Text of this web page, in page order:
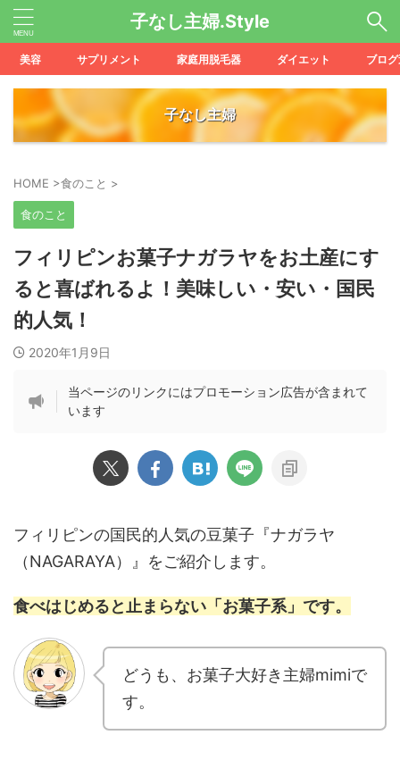
子なし主婦.Style
美容 サプリメント 家庭用脱毛器 ダイエット ブロ
子なし主婦
HOME >食のこと >
食のこと
フィリピンお菓子ナガラヤをお土産にす
ると喜ばれるよ！美味しい・安い・国民
的人気！
2020年1月9日
当ページのリンクにはプロモーション広告が含まれて
います
フィリピンの国民的人気の豆菓子『ナガラヤ
（NAGARAYA）』をご紹介します。
食べはじめると止まらない「お菓子系」です。
どうも、お菓子大好き主婦mimiで
す。